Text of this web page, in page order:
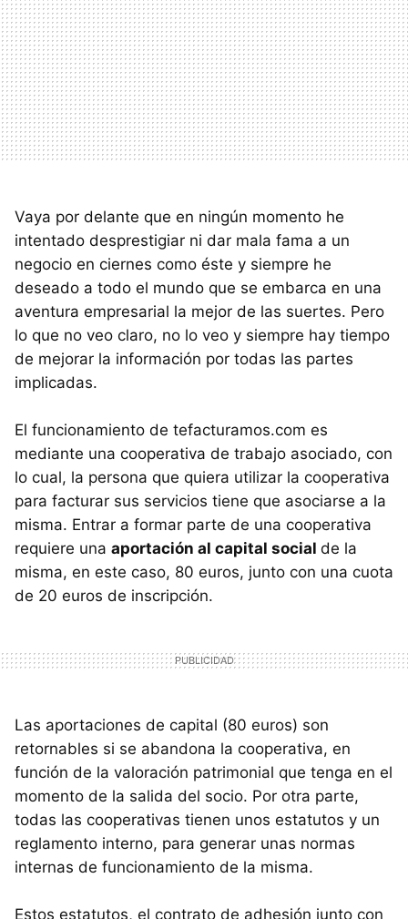
Vaya por delante que en ningún momento he
intentado desprestigiar ni dar mala fama a un
negocio en ciernes como éste y siempre he
deseado a todo el mundo que se embarca en una
aventura empresarial la mejor de las suertes. Pero
lo que no veo claro, no lo veo y siempre hay tiempo
de mejorar la información por todas las partes
implicadas.
El funcionamiento de tefacturamos.com es
mediante una cooperativa de trabajo asociado, con
lo cual, la persona que quiera utilizar la cooperativa
para facturar sus servicios tiene que asociarse a la
misma. Entrar a formar parte de una cooperativa
requiere una aportación al capital social de la
misma, en este caso, 80 euros, junto con una cuota
de 20 euros de inscripción.
Las aportaciones de capital (80 euros) son
retornables si se abandona la cooperativa, en
función de la valoración patrimonial que tenga en el
momento de la salida del socio. Por otra parte,
todas las cooperativas tienen unos estatutos y un
reglamento interno, para generar unas normas
internas de funcionamiento de la misma.
Estos estatutos, el contrato de adhesión junto con